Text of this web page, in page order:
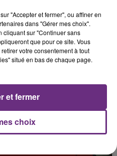
RAPPELLE À
DE...
que prévu,
profite pour rappeler
"Accepter et fermer", ou affiner en
dans "Gérer mes choix".
cliquant sur "Continuer sans
que pour ce site. Vous
votre consentement à tout
situé en bas de chaque page.
choix
et fermer